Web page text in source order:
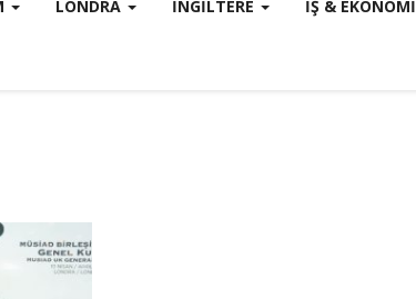
LONDRA İNGILTERE İŞ & EKONOMI